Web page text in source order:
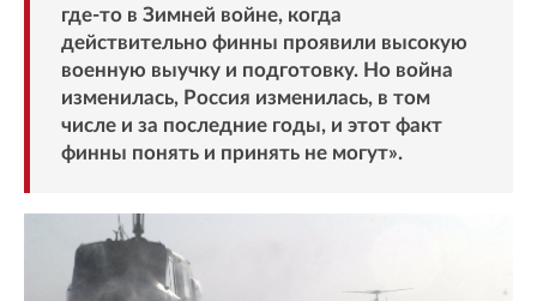
где-то в Зимней войне, когда
действительно финны проявили высокую
военную выучку и подготовку. Но война
изменилась, Россия изменилась, в том
числе и за последние годы, и этот факт
финны понять и принять не могут».